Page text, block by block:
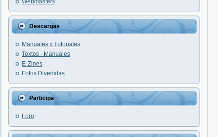
Webmasters
Descargas
Manuales y Tutoriales
Textos - Manuales
E-Zines
Fotos Divertidas
Participa
Foro